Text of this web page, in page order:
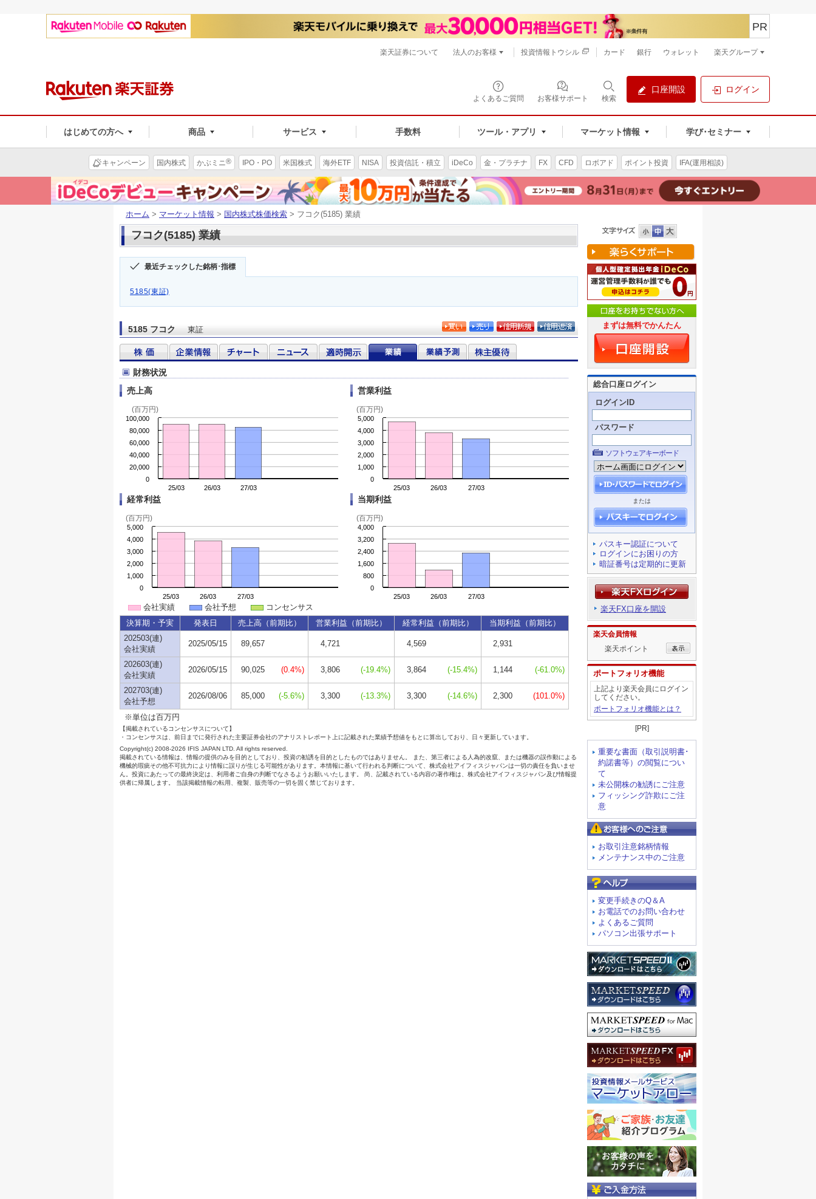
よくあるご質問 お客様サポート 検索
口座開設 ログイン
はじめての方へ 商品 サービス 手数料 ツール・アプリ マーケット情報 学び･セミナー
PR
楽天証券について 法人のお客様 投資情報トウシル カード 銀行 ウォレット 楽天グループ
キャンペーン 国内株式 かぶミニ® IPO・PO 米国株式 海外ETF NISA 投資信託・積立 iDeCo 金・プラチナ FX CFD ロボアド ポイント投資 IFA(運用相談)
ホーム > マーケット情報 > 国内株式株価検索 > フコク(5185) 業績
フコク(5185) 業績
最近チェックした銘柄･指標
5185(東証)
5185 フコク 東証 まずは無料でかんたん
総合口座ログイン
ログインID
パスワード
ソフトウェアキーボード
または
パスキー認証について
ログインにお困りの方
暗証番号は定期的に更新
楽天FX口座を開設
楽天会員情報
楽天ポイント
ポートフォリオ機能
上記より楽天会員にログイン
してください。
ポートフォリオ機能とは？
[PR]
重要な書面（取引説明書･
約諾書等）の閲覧につい
て
未公開株の勧誘にご注意
フィッシング詐欺にご注
意
お取引注意銘柄情報
メンテナンス中のご注意
変更手続きのQ＆A
お電話でのお問い合わせ
よくあるご質問
パソコン出張サポート